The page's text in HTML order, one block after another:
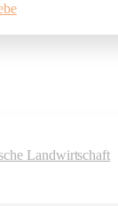
Landwirtschaft